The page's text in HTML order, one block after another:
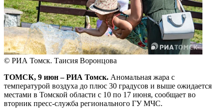
© РИА Томск. Таисия Воронцова
ТОМСК, 9 июн – РИА Томск. Аномальная жара с
температурой воздуха до плюс 30 градусов и выше ожидается
местами в Томской области с 10 по 17 июня, сообщает во
вторник пресс-служба регионального ГУ МЧС.